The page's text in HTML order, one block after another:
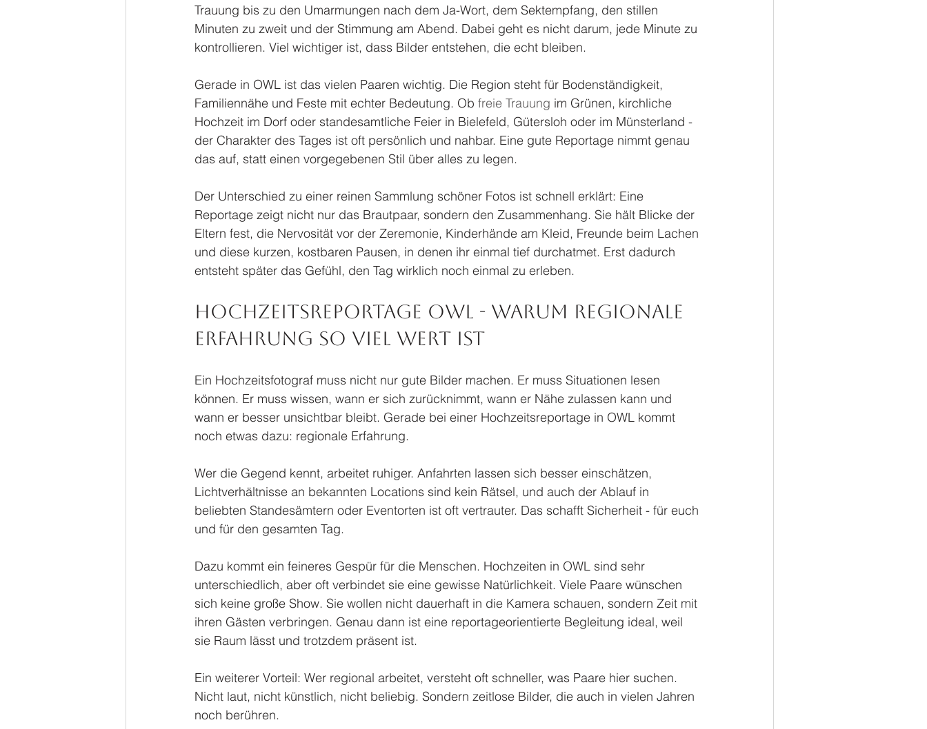
Trauung bis zu den Umarmungen nach dem Ja-Wort, dem Sektempfang, den stillen
Minuten zu zweit und der Stimmung am Abend. Dabei geht es nicht darum, jede Minute zu
kontrollieren. Viel wichtiger ist, dass Bilder entstehen, die echt bleiben.
Gerade in OWL ist das vielen Paaren wichtig. Die Region steht für Bodenständigkeit,
Familiennähe und Feste mit echter Bedeutung. Ob freie Trauung im Grünen, kirchliche
Hochzeit im Dorf oder standesamtliche Feier in Bielefeld, Gütersloh oder im Münsterland -
der Charakter des Tages ist oft persönlich und nahbar. Eine gute Reportage nimmt genau
das auf, statt einen vorgegebenen Stil über alles zu legen.
Der Unterschied zu einer reinen Sammlung schöner Fotos ist schnell erklärt: Eine
Reportage zeigt nicht nur das Brautpaar, sondern den Zusammenhang. Sie hält Blicke der
Eltern fest, die Nervosität vor der Zeremonie, Kinderhände am Kleid, Freunde beim Lachen
und diese kurzen, kostbaren Pausen, in denen ihr einmal tief durchatmet. Erst dadurch
entsteht später das Gefühl, den Tag wirklich noch einmal zu erleben.
Hochzeitsreportage OWL - warum regionale
Erfahrung so viel wert ist
Ein Hochzeitsfotograf muss nicht nur gute Bilder machen. Er muss Situationen lesen
können. Er muss wissen, wann er sich zurücknimmt, wann er Nähe zulassen kann und
wann er besser unsichtbar bleibt. Gerade bei einer Hochzeitsreportage in OWL kommt
noch etwas dazu: regionale Erfahrung.
Wer die Gegend kennt, arbeitet ruhiger. Anfahrten lassen sich besser einschätzen,
Lichtverhältnisse an bekannten Locations sind kein Rätsel, und auch der Ablauf in
beliebten Standesämtern oder Eventorten ist oft vertrauter. Das schafft Sicherheit - für euch
und für den gesamten Tag.
Dazu kommt ein feineres Gespür für die Menschen. Hochzeiten in OWL sind sehr
unterschiedlich, aber oft verbindet sie eine gewisse Natürlichkeit. Viele Paare wünschen
sich keine große Show. Sie wollen nicht dauerhaft in die Kamera schauen, sondern Zeit mit
ihren Gästen verbringen. Genau dann ist eine reportageorientierte Begleitung ideal, weil
sie Raum lässt und trotzdem präsent ist.
Ein weiterer Vorteil: Wer regional arbeitet, versteht oft schneller, was Paare hier suchen.
Nicht laut, nicht künstlich, nicht beliebig. Sondern zeitlose Bilder, die auch in vielen Jahren
noch berühren.